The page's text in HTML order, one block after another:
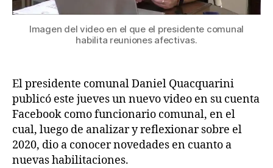
Imagen del video en el que el presidente comunal
habilita reuniones afectivas.
El presidente comunal Daniel Quacquarini
publicó este jueves un nuevo video en su cuenta
Facebook como funcionario comunal, en el
cual, luego de analizar y reflexionar sobre el
2020, dio a conocer novedades en cuanto a
nuevas habilitaciones.